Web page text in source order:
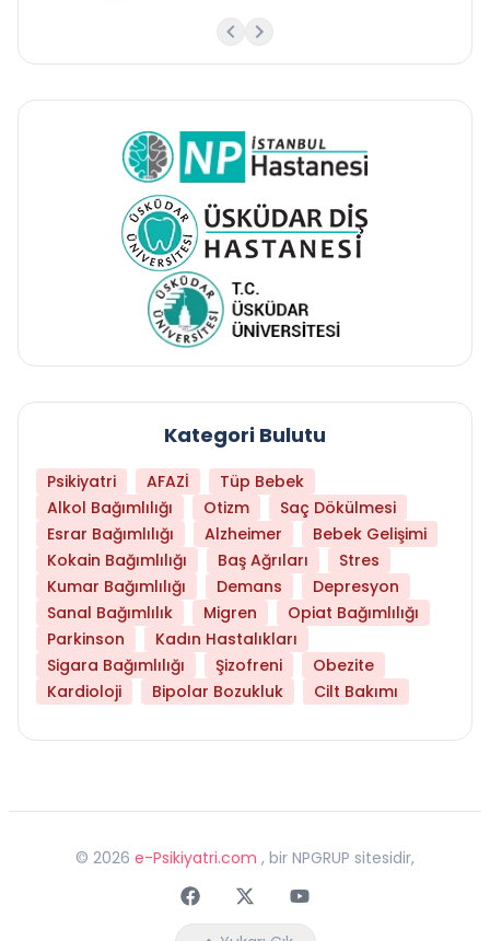
Kategori Bulutu
Psikiyatri AFAZİ
Tüp Bebek
Alkol Bağımlılığı
Otizm
Saç Dökülmesi
Esrar Bağımlılığı
Alzheimer
Bebek Gelişimi
Kokain Bağımlılığı
Baş Ağrıları
Stres
Kumar Bağımlılığı
Demans
Depresyon
Sanal Bağımlılık
Migren
Opiat Bağımlılığı
Parkinson
Kadın Hastalıkları
Sigara Bağımlılığı
Şizofreni
Obezite
Kardioloji
Bipolar Bozukluk Cilt Bakımı
© 2026 e-Psikiyatri.com , bir NPGRUP sitesidir,
FaceebokTwitterYoutube